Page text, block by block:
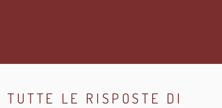
TUTTE LE RISPOSTE DI